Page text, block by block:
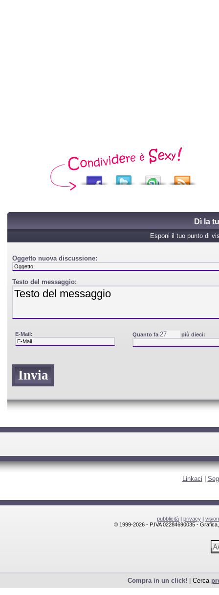
Dì la
Esponi il tuo punto di
Oggetto nuova discussione:
Testo del messaggio:
E-Mail: Quanto fa più dieci:
Linkaci
pubblicità | privacy |
© 1999-2026 - P.IVA 02284690035 -
Compra in un click! | Cerca